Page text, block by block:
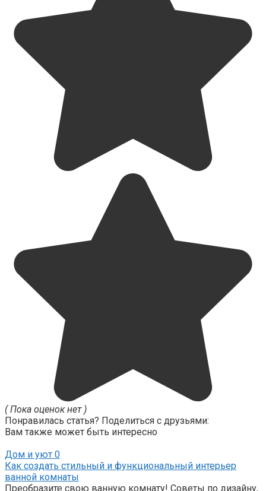
( Пока оценок нет )
Понравилась статья? Поделиться с друзьями:
Вам также может быть интересно
Дом и уют 0
Как создать стильный и функциональный интерьер
ванной комнаты
Преобразите свою ванную комнату! Советы по дизайну,